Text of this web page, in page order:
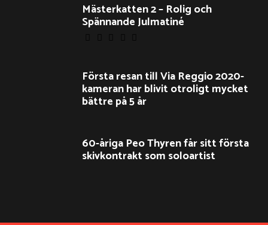
Mästerkatten 2 – Rolig och
Spännande Julmatiné
Första resan till Via Reggio 2020-
kameran har blivit otroligt mycket
bättre på 5 år
60-åriga Peo Thyren får sitt första
skivkontrakt som soloartist